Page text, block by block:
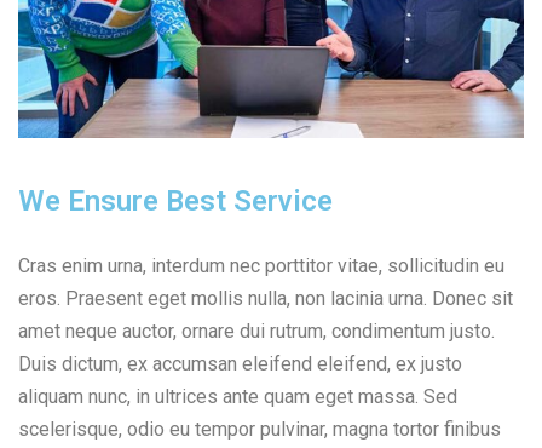
We Ensure Best Service
Cras enim urna, interdum nec porttitor vitae, sollicitudin eu
eros. Praesent eget mollis nulla, non lacinia urna. Donec sit
amet neque auctor, ornare dui rutrum, condimentum justo.
Duis dictum, ex accumsan eleifend eleifend, ex justo
aliquam nunc, in ultrices ante quam eget massa. Sed
scelerisque, odio eu tempor pulvinar, magna tortor finibus